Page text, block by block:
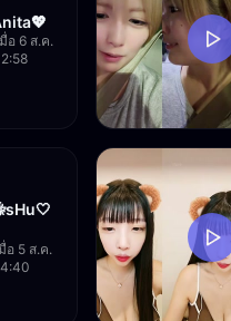
อ 6 ส.ค.
อ 5 ส.ค.